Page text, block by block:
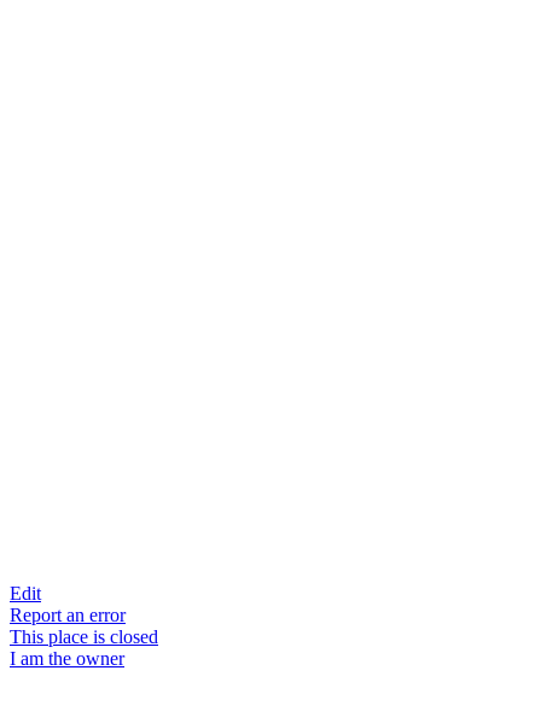
Edit
Report an error
This place is closed
I am the owner